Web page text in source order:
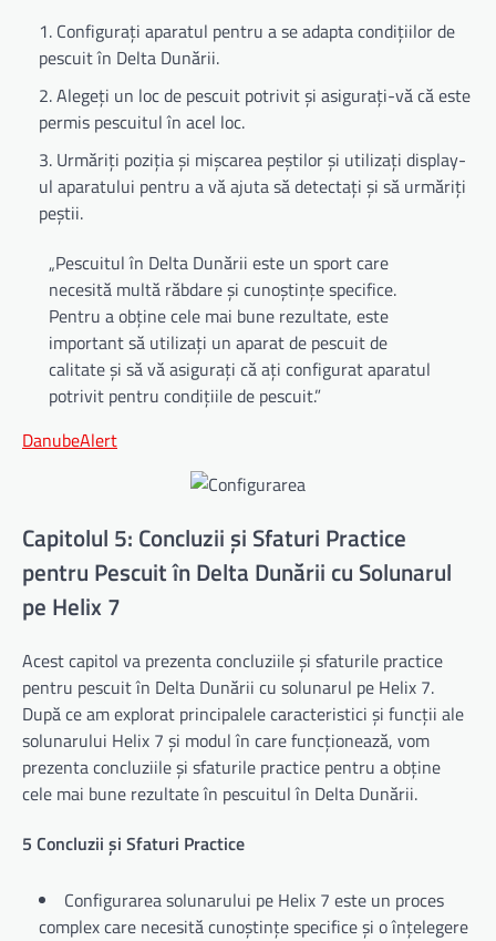
Configurați aparatul pentru a se adapta condițiilor de
pescuit în Delta Dunării.
Alegeți un loc de pescuit potrivit și asigurați-vă că este
permis pescuitul în acel loc.
Urmăriți poziția și mișcarea peștilor și utilizați display-
ul aparatului pentru a vă ajuta să detectați și să urmăriți
peștii.
„Pescuitul în Delta Dunării este un sport care
necesită multă răbdare și cunoștințe specifice.
Pentru a obține cele mai bune rezultate, este
important să utilizați un aparat de pescuit de
calitate și să vă asigurați că ați configurat aparatul
potrivit pentru condițiile de pescuit.”
DanubeAlert
Capitolul 5: Concluzii și Sfaturi Practice
pentru Pescuit în Delta Dunării cu Solunarul
pe Helix 7
Acest capitol va prezenta concluziile și sfaturile practice
pentru pescuit în Delta Dunării cu solunarul pe Helix 7.
După ce am explorat principalele caracteristici și funcții ale
solunarului Helix 7 și modul în care funcționează, vom
prezenta concluziile și sfaturile practice pentru a obține
cele mai bune rezultate în pescuitul în Delta Dunării.
5 Concluzii și Sfaturi Practice
Configurarea solunarului pe Helix 7 este un proces
complex care necesită cunoștințe specifice și o înțelegere